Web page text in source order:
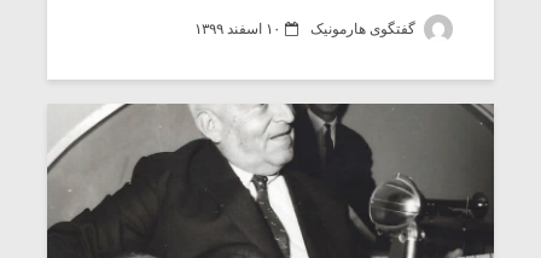
گفتگوی هارمونیک ۱۰ اسفند ۱۳۹۹